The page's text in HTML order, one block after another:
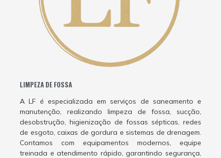
LIMPEZA DE FOSSA
A LF é especializada em serviços de saneamento e
manutenção, realizando limpeza de fossa, sucção,
desobstrução, higienização de fossas sépticas, redes
de esgoto, caixas de gordura e sistemas de drenagem.
Contamos com equipamentos modernos, equipe
treinada e atendimento rápido, garantindo segurança,